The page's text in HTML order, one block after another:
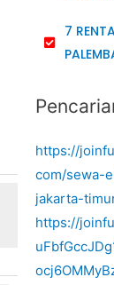
7
https://
com/sewa-
jakarta-
https://